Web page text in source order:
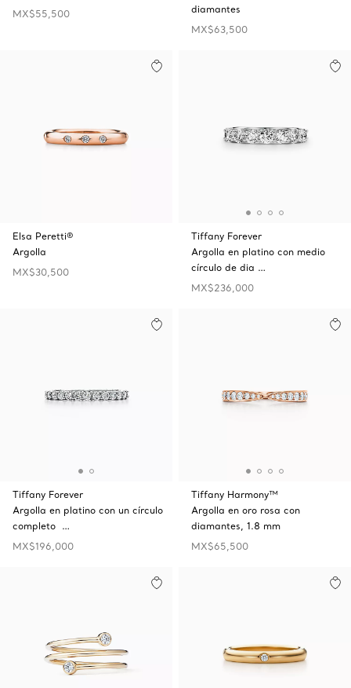
MX$55,500
diamantes
MX$63,500
Elsa Peretti®
Argolla
MX$30,500
Tiffany Forever
Argolla en platino con medio
círculo de dia …
MX$236,000
Tiffany Forever
Argolla en platino con un círculo
completo …
MX$196,000
Tiffany Harmony™
Argolla en oro rosa con
diamantes, 1.8 mm
MX$65,500